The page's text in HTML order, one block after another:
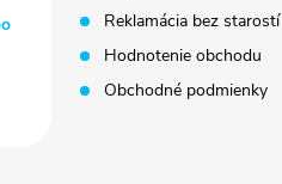
Reklamácia bez starostí
Hodnotenie obchodu
Obchodné podmienky